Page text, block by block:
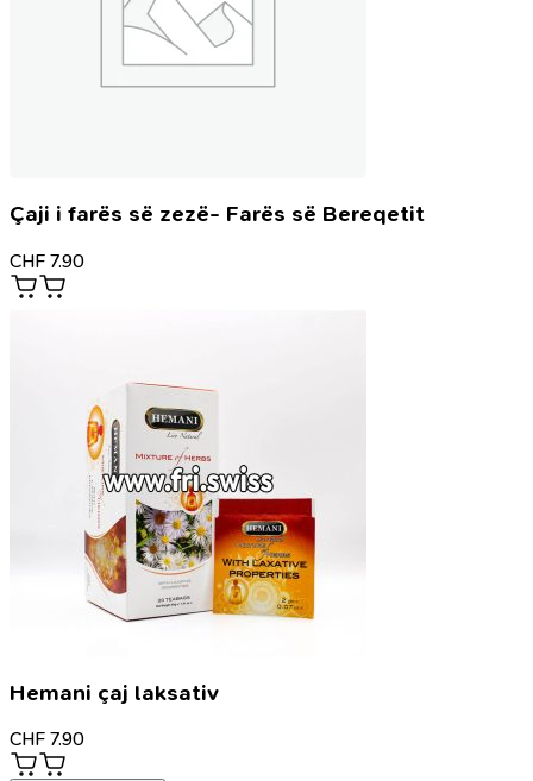
Çaji i farës së zezë- Farës së Bereqetit
CHF 7.90
Hemani çaj laksativ
CHF 7.90